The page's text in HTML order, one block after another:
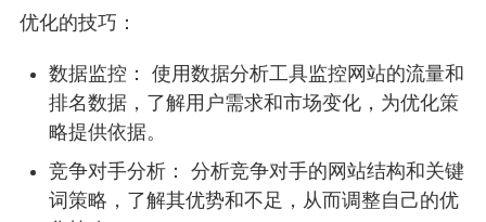
优化的技巧：
数据监控： 使用数据分析工具监控网站的流量和
排名数据，了解用户需求和市场变化，为优化策
略提供依据。
竞争对手分析： 分析竞争对手的网站结构和关键
词策略，了解其优势和不足，从而调整自己的优